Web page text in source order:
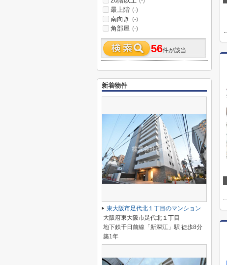
最上階 (-)
南向き (-)
角部屋 (-)
56件が該当
新着物件
東大阪市足代北１丁目のマンション
大阪府東大阪市足代北１丁目
地下鉄千日前線「新深江」駅 徒歩8分
築1年